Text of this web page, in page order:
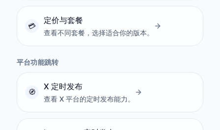
定价与套餐
查看不同套餐，选择适合你的版本。
平台功能跳转
X 定时发布
查看 X 平台的定时发布能力。